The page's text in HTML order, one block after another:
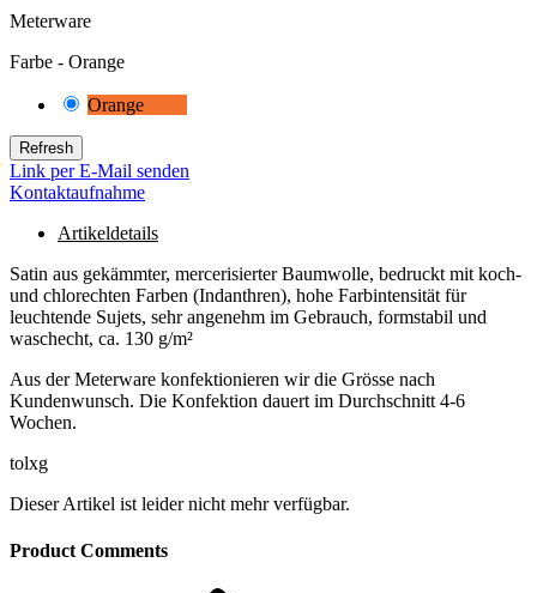
Meterware
Farbe - Orange
Orange
Link per E-Mail senden
Kontaktaufnahme
Artikeldetails
Satin aus gekämmter, mercerisierter Baumwolle, bedruckt mit koch-
und chlorechten Farben (Indanthren), hohe Farbintensität für
leuchtende Sujets, sehr angenehm im Gebrauch, formstabil und
waschecht, ca. 130 g/m²
Aus der Meterware konfektionieren wir die Grösse nach
Kundenwunsch. Die Konfektion dauert im Durchschnitt 4-6
Wochen.
tolxg
Dieser Artikel ist leider nicht mehr verfügbar.
Product Comments